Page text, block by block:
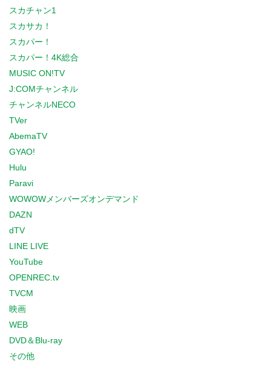
スカチャン1
スカサカ！
スカパー！
スカパー！4K総合
MUSIC ON!TV
J:COMチャンネル
チャンネルNECO
TVer
AbemaTV
GYAO!
Hulu
Paravi
WOWOWメンバーズオンデマンド
DAZN
dTV
LINE LIVE
YouTube
OPENREC.tv
TVCM
映画
WEB
DVD＆Blu-ray
その他